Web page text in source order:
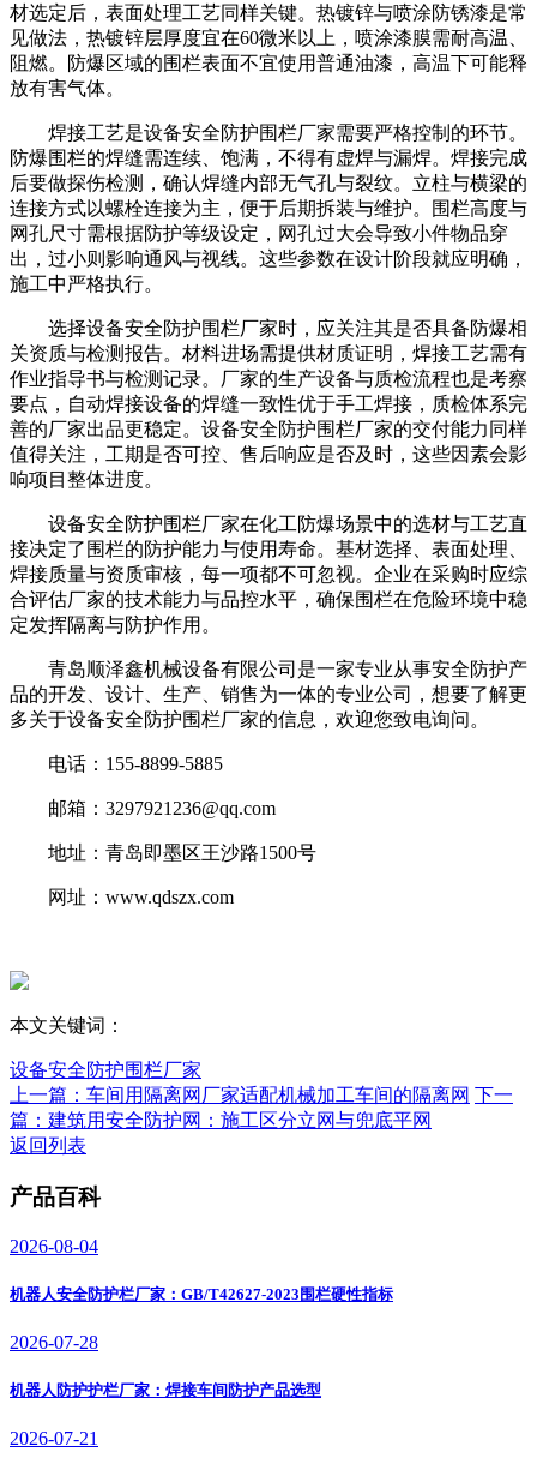
材选定后，表面处理工艺同样关键。热镀锌与喷涂防锈漆是常
见做法，热镀锌层厚度宜在60微米以上，喷涂漆膜需耐高温、
阻燃。防爆区域的围栏表面不宜使用普通油漆，高温下可能释
放有害气体。
焊接工艺是设备安全防护围栏厂家需要严格控制的环节。
防爆围栏的焊缝需连续、饱满，不得有虚焊与漏焊。焊接完成
后要做探伤检测，确认焊缝内部无气孔与裂纹。立柱与横梁的
连接方式以螺栓连接为主，便于后期拆装与维护。围栏高度与
网孔尺寸需根据防护等级设定，网孔过大会导致小件物品穿
出，过小则影响通风与视线。这些参数在设计阶段就应明确，
施工中严格执行。
选择设备安全防护围栏厂家时，应关注其是否具备防爆相
关资质与检测报告。材料进场需提供材质证明，焊接工艺需有
作业指导书与检测记录。厂家的生产设备与质检流程也是考察
要点，自动焊接设备的焊缝一致性优于手工焊接，质检体系完
善的厂家出品更稳定。设备安全防护围栏厂家的交付能力同样
值得关注，工期是否可控、售后响应是否及时，这些因素会影
响项目整体进度。
设备安全防护围栏厂家在化工防爆场景中的选材与工艺直
接决定了围栏的防护能力与使用寿命。基材选择、表面处理、
焊接质量与资质审核，每一项都不可忽视。企业在采购时应综
合评估厂家的技术能力与品控水平，确保围栏在危险环境中稳
定发挥隔离与防护作用。
青岛顺泽鑫机械设备有限公司是一家专业从事安全防护产
品的开发、设计、生产、销售为一体的专业公司，想要了解更
多关于设备安全防护围栏厂家的信息，欢迎您致电询问。
电话：155-8899-5885
邮箱：3297921236@qq.com
地址：青岛即墨区王沙路1500号
网址：www.qdszx.com
本文关键词：
设备安全防护围栏厂家
上一篇：车间用隔离网厂家适配机械加工车间的隔离网 下一
篇：建筑用安全防护网：施工区分立网与兜底平网
返回列表
产品百科
2026-08-04
机器人安全防护栏厂家：GB/T42627-2023围栏硬性指标
2026-07-28
机器人防护护栏厂家：焊接车间防护产品选型
2026-07-21